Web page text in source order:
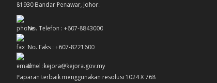
81930 Bandar Penawar, Johor.
No. Telefon : +607-8843000
No. Faks : +607-8221600
Emel :kejora@kejora.gov.my
Paparan terbaik menggunakan resolusi 1024 X 768